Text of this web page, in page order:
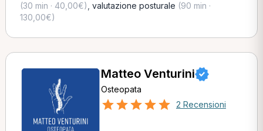
(30 min · 40,00€) valutazione posturale (90 min ·
130,00€)
Matteo Venturini
Osteopata
2 Recensioni